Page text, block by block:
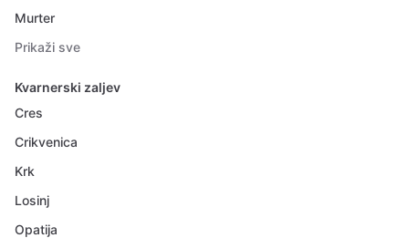
Murter
Prikaži sve
Kvarnerski zaljev
Cres
Crikvenica
Krk
Losinj
Opatija